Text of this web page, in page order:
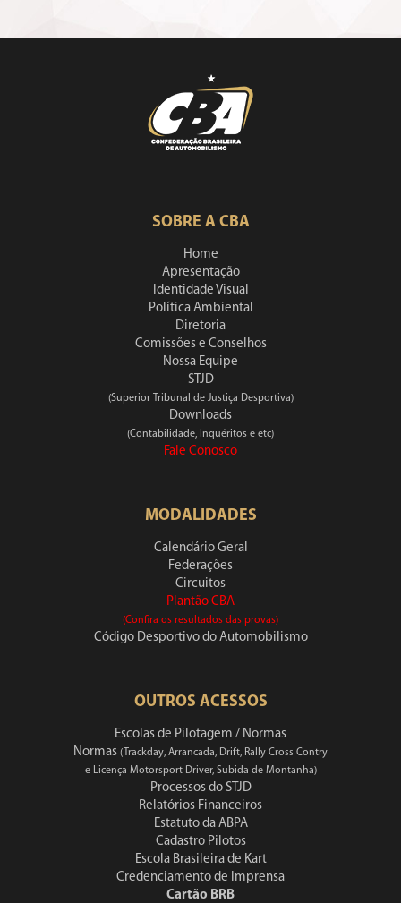
SOBRE A CBA
Home
Apresentação
Identidade Visual
Política Ambiental
Diretoria
Comissões e Conselhos
Nossa Equipe
STJD
(Superior Tribunal de Justiça Desportiva)
Downloads
(Contabilidade, Inquéritos e etc)
Fale Conosco
MODALIDADES
Calendário Geral
Federações
Circuitos
Plantão CBA
(Confira os resultados das provas)
Código Desportivo do Automobilismo
OUTROS ACESSOS
Escolas de Pilotagem / Normas
Normas (Trackday, Arrancada, Drift, Rally Cross Contry
e Licença Motorsport Driver, Subida de Montanha)
Processos do STJD
Relatórios Financeiros
Estatuto da ABPA
Cadastro Pilotos
Escola Brasileira de Kart
Credenciamento de Imprensa
Cartão BRB